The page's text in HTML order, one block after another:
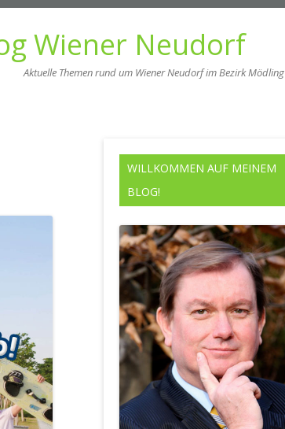
Wiener Neudorf
Aktuelle Themen rund um Wiener Neudorf im Bezirk Mödling
WILLKOMMEN AUF MEINEM
BLOG!